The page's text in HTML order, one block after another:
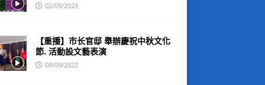
02/09/2023
【重播】市长官邸 舉辦慶祝中秋文化
節. 活動設文藝表演
09/09/2022